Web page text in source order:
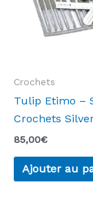
Crochets
Tulip Etimo –
Crochets
85,00€
Ajouter au